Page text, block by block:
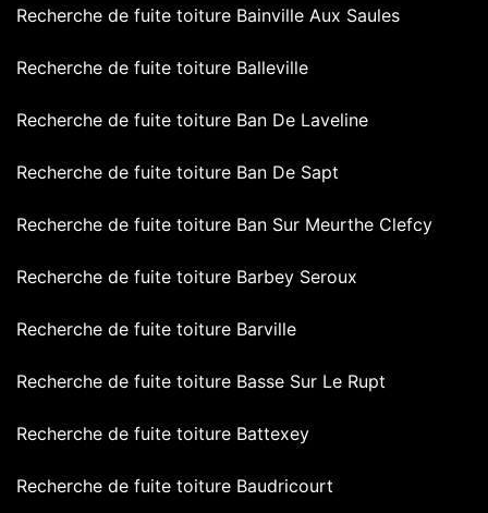
Recherche de fuite toiture Bainville Aux Saules
Recherche de fuite toiture Balleville
Recherche de fuite toiture Ban De Laveline
Recherche de fuite toiture Ban De Sapt
Recherche de fuite toiture Ban Sur Meurthe Clefcy
Recherche de fuite toiture Barbey Seroux
Recherche de fuite toiture Barville
Recherche de fuite toiture Basse Sur Le Rupt
Recherche de fuite toiture Battexey
Recherche de fuite toiture Baudricourt